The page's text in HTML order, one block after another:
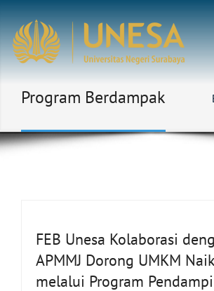
Program Berdampak
FEB Unesa Kolaborasi
APMMJ Dorong UMKM
melalui Program